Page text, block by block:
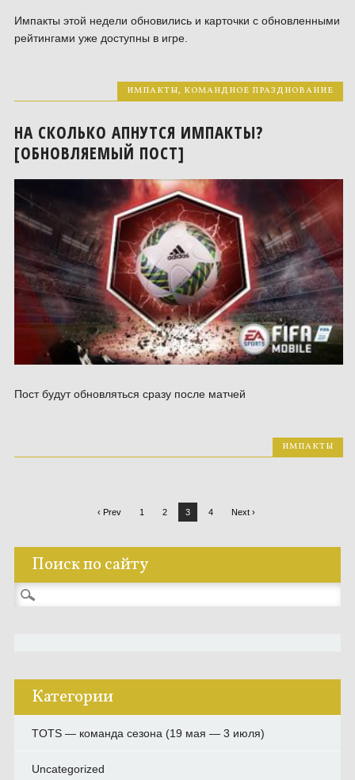
Импакты этой недели обновились и карточки с обновленными
рейтингами уже доступны в игре.
ИМПАКТЫ, КОМАНДНОЕ ПРАЗДНОВАНИЕ
НА СКОЛЬКО АПНУТСЯ ИМПАКТЫ?
[ОБНОВЛЯЕМЫЙ ПОСТ]
Пост будут обновляться сразу после матчей
ИМПАКТЫ
‹ Prev 1 2 3 4 Next ›
Поиск по сайту
Найти:
Категории
TOTS — команда сезона (19 мая — 3 июля)
Uncategorized